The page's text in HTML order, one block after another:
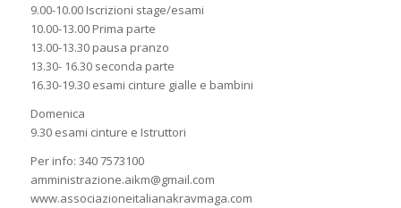
9.00-10.00 Iscrizioni stage/esami
10.00-13.00 Prima parte
13.00-13.30 pausa pranzo
13.30- 16.30 seconda parte
16.30-19.30 esami cinture gialle e bambini
Domenica
9.30 esami cinture e Istruttori
Per info: 340 7573100
amministrazione.aikm@gmail.com
www.associazioneitalianakravmaga.com